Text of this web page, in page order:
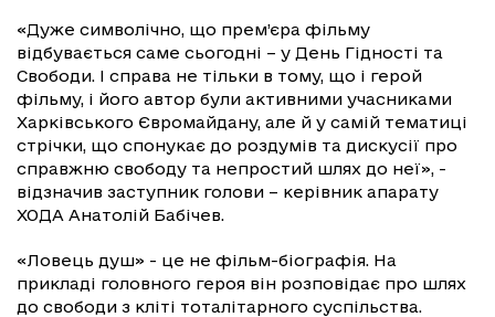
«Дуже символічно, що прем’єра фільму
відбувається саме сьогодні – у День Гідності та
Свободи. І справа не тільки в тому, що і герой
фільму, і його автор були активними учасниками
Харківського Євромайдану, але й у самій тематиці
стрічки, що спонукає до роздумів та дискусії про
справжню свободу та непростий шлях до неї», -
відзначив заступник голови – керівник апарату
ХОДА Анатолій Бабічев.
«Ловець душ» - це не фільм-біографія. На
прикладі головного героя він розповідає про шлях
до свободи з кліті тоталітарного суспільства.